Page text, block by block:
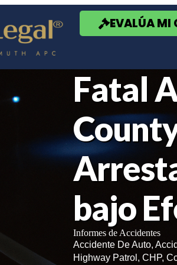
EVALÚA MI
Fatal
bajo
Informes de Accidentes
Accidente De Auto,
Highway Patrol , CHP,